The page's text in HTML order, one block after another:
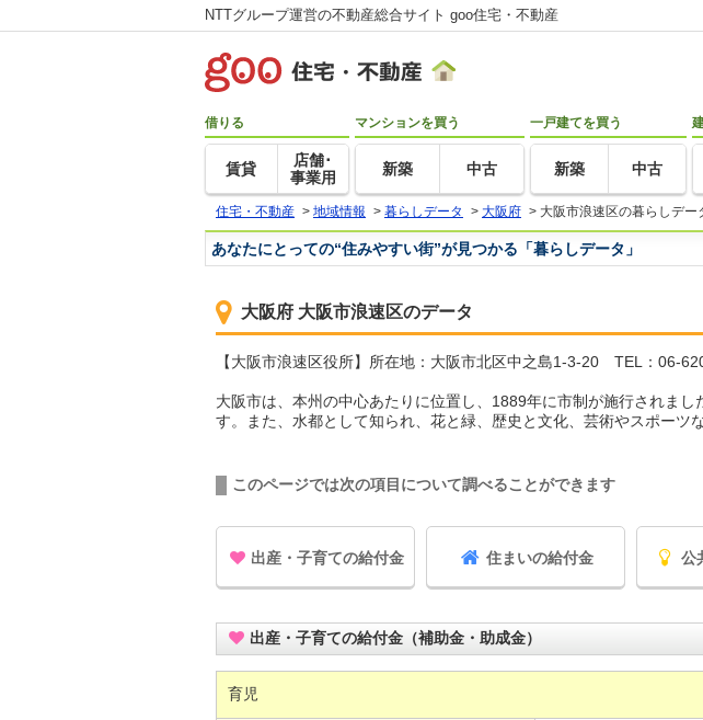
NTTグループ運営の不動産総合サイト goo住宅・不動産
借りる
賃貸
店舗･
事業用
マンションを買う
新築 中古
一戸建てを買う
新築 中古
住宅・不動産 > 地域情報 > 暮らしデータ > 大阪府 > 大阪市浪速区の暮らしデー
あなたにとっての“住みやすい街”が見つかる「暮らしデータ」
大阪府 大阪市浪速区のデータ
【大阪市浪速区役所】所在地：大阪市北区中之島1-3-20 TEL：06-
大阪市は、本州の中心あたりに位置し、1889年に市制が施行されま
す。また、水都として知られ、花と緑、歴史と文化、芸術やスポーツ
このページでは次の項目について調べることができます
出産・子育ての給付金 住まいの給付金 公
出産・子育ての給付金（補助金・助成金）
育児